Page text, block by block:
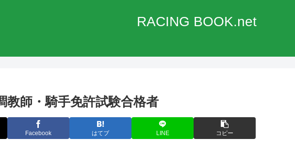
RACING BOOK.net
師・騎手免許試験合格者
Facebook はてブ LINE コピー